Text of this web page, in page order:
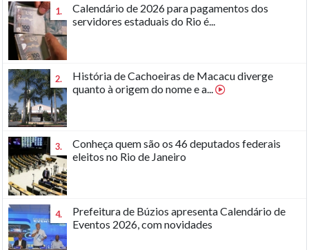
1.
Calendário de 2026 para pagamentos dos
servidores estaduais do Rio é...
2.
História de Cachoeiras de Macacu diverge
quanto à origem do nome e a...
3.
Conheça quem são os 46 deputados federais
eleitos no Rio de Janeiro
4.
Prefeitura de Búzios apresenta Calendário de
Eventos 2026, com novidades